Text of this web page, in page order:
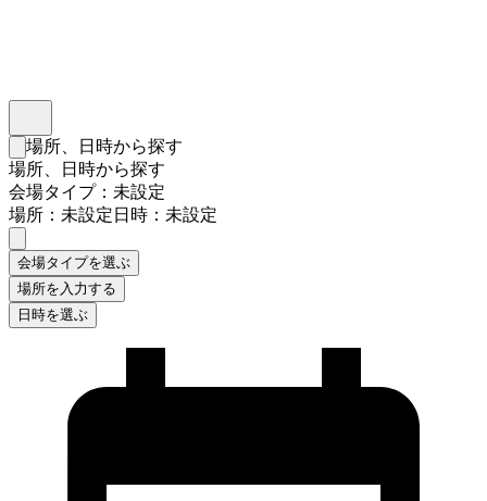
検索フォームを閉じる
場所、日時から探す
場所、日時から探す
会場タイプ：未設定
場所：未設定日時：未設定
会場タイプを選ぶ
場所を入力する
日時を選ぶ